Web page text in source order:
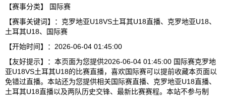
【赛事分类】
国际赛
【赛事关键词】：克罗地亚U18VS土耳其U18直播、克罗地亚U18、
土耳其U18、国际赛
【开始时间】：2026-06-04 01:45:00
【友好提示】：本页面为您提供2026-06-04 01:45:00 国际赛克罗地
亚U18VS土耳其U18的比赛直播，喜欢国际赛可以提前收藏本页面以
免错过直播。本站还为您提供相关国际赛直播、克罗地亚U18直播、
土耳其U18直播以及两队历史交锋、最新比赛赛程。本站不参与制